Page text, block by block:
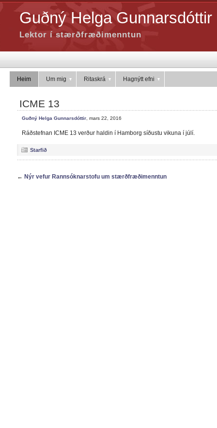
Guðný Helga Gunnarsdóttir
Lektor í stærðfræðimenntun
Heim Um mig Ritaskrá Hagnýtt efni
ICME 13
Guðný Helga Gunnarsdóttir , mars 22, 2016
Ráðstefnan ICME 13 verður haldin í Hamborg síðustu vikuna í júlí.
Starfið
← Nýr vefur Rannsóknarstofu um stærðfræðimenntun